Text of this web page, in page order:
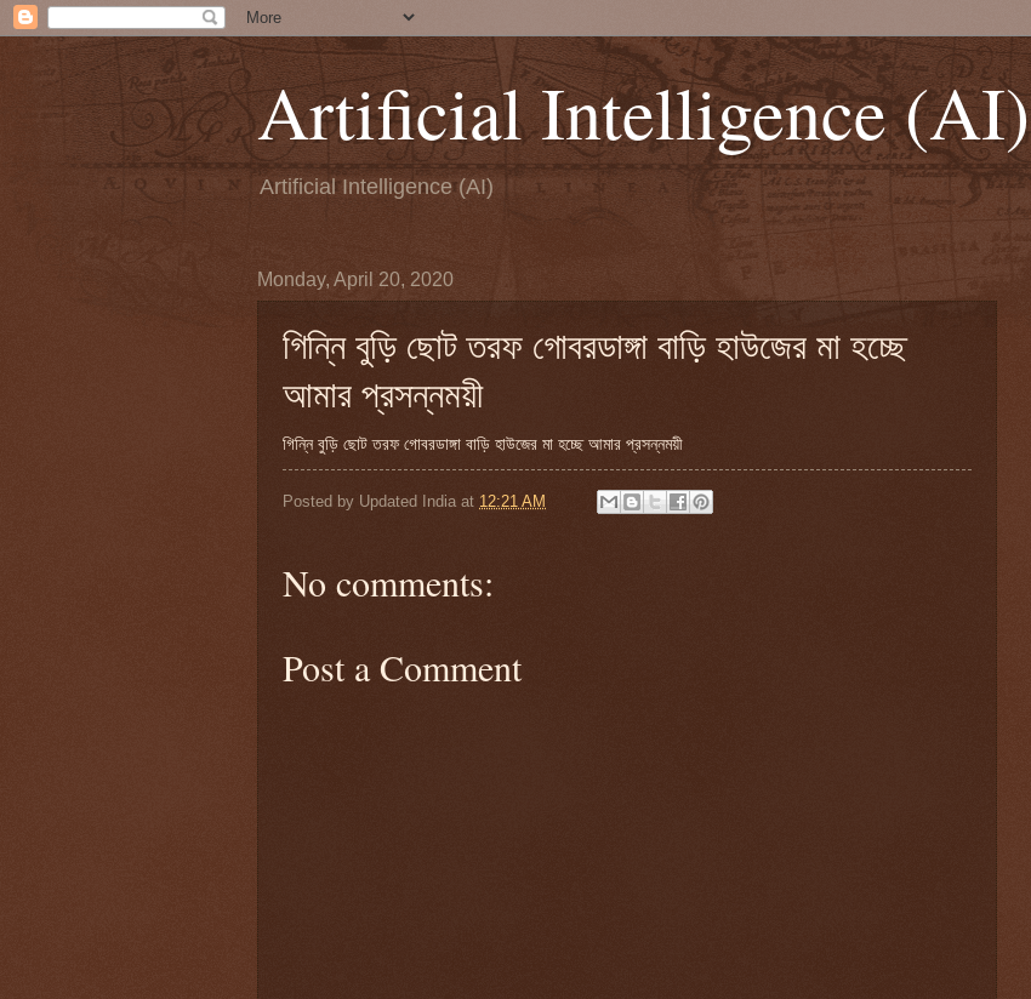
Artificial Intelligence (AI)
Artificial Intelligence (AI)
Monday, April 20, 2020
গিন্নি বুড়ি ছোট তরফ গোবরডাঙ্গা বাড়ি হাউজের মা হচ্ছে
আমার প্রসন্নময়ী
গিন্নি বুড়ি ছোট তরফ গোবরডাঙ্গা বাড়ি হাউজের মা হচ্ছে আমার প্রসন্নময়ী
Posted by Updated India at 12:21 AM
No comments:
Post a Comment